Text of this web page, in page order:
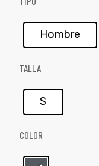
Hombre
TALLA
S
COLOR